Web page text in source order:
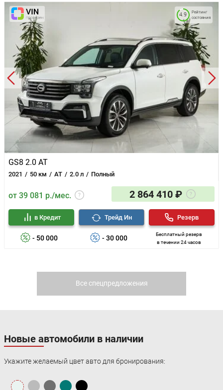
GS8 2.0 AT
2021 50 км AT 2.0 л Полный
Рейтинг
состояния
4.9
от 39 081 р./мес. 2 864 410 ₽
- 50 000
в Кредит
- 30 000
Трейд Ин
Бесплатный резерв
в течении 24 часов
Резерв
Все спецпредложения
Новые автомобили в наличии
Укажите желаемый цвет авто для бронирования: